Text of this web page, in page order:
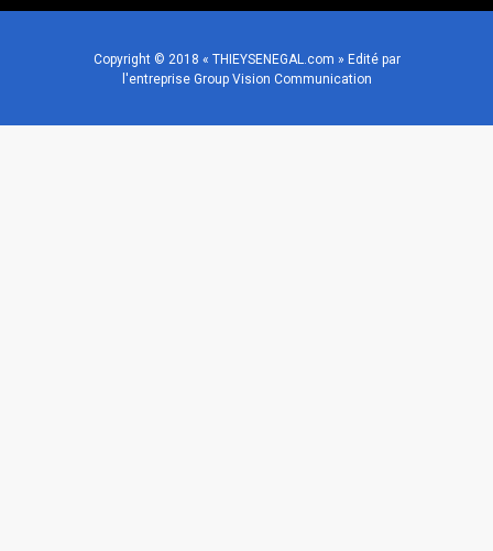
Copyright © 2018 « THIEYSENEGAL.com » Edité par
l'entreprise Group Vision Communication